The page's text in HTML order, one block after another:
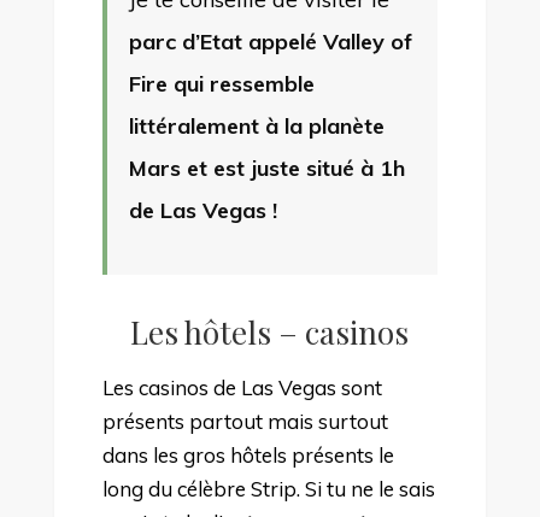
parc d’Etat appelé Valley of
Fire qui ressemble
littéralement à la planète
Mars et est juste situé à 1h
de Las Vegas !
Les hôtels – casinos
Les casinos de Las Vegas sont
présents partout mais surtout
dans les gros hôtels présents le
long du célèbre Strip. Si tu ne le sais